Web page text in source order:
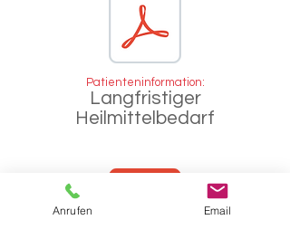
Patienteninformation:
Langfristiger
Heilmittelbedarf
Anrufen Email